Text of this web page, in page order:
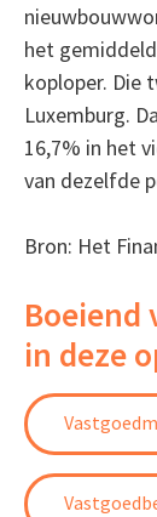
het
koploper. Die
Luxemburg.
16,7% in het
van dezelfde
Bron: Het
Boeiend
in deze